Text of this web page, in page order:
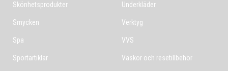
Skönhetsprodukter
Smycken
Spa
Sportartiklar
Underkläder
Verktyg
VVS
Väskor och resetillbehör